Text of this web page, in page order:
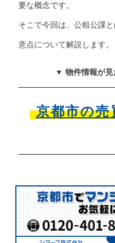
要な概念です。
そこで今回は、公租公課
意点について解説します。
▼ 物件情報が見
京都市の売